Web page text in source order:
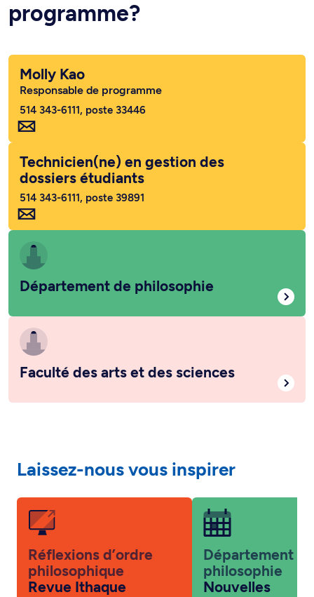
programme?
Molly Kao
Responsable de programme
514 343-6111, poste 33446
Technicien(ne) en gestion des
dossiers étudiants
514 343-6111, poste 39891
Département de philosophie
Faculté des arts et des sciences
Laissez-nous vous inspirer
Réflexions d’ordre
philosophique
Revue Ithaque
Département de
philosophie
Nouvelles